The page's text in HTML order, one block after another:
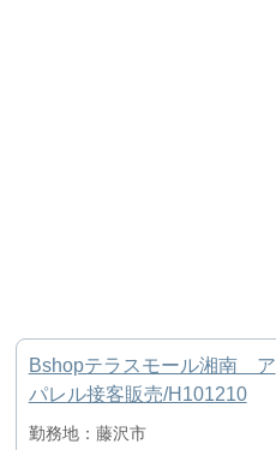
Bshopテラスモール湘南 ア
パレル接客販売/H101210
勤務地：藤沢市